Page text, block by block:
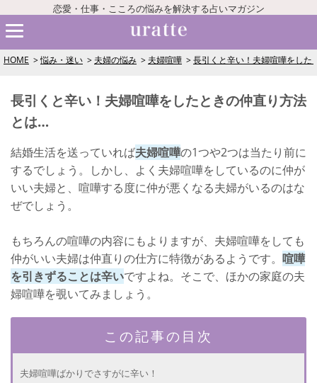
恋愛・仕事・こころの悩みを解決する占いマガジン
HOME 悩み・迷い 夫婦の悩み 夫婦喧嘩 長引くと辛い！夫婦喧嘩をした
長引くと辛い！夫婦喧嘩をしたときの仲直り方法
とは…
結婚生活を送っていれば夫婦喧嘩の1つや2つは当たり前に
するでしょう。しかし、よく夫婦喧嘩をしているのに仲が
いい夫婦と、喧嘩する度に仲が悪くなる夫婦がいるのはな
ぜでしょう。
もちろんの喧嘩の内容にもよりますが、夫婦喧嘩をしても
仲がいい夫婦は仲直りの仕方に特徴があるようです。 喧嘩
を引きずることは辛いですよね。そこで、ほかの家庭の夫
婦喧嘩を覗いてみましょう。
この記事の目次
夫婦喧嘩ばかりでさすがに辛い！